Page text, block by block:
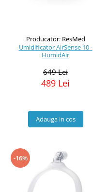
Producator: ResMed
Umidificator AirSense 10 -
HumidAir
649 Lei
489 Lei
Adauga in cos
-16%